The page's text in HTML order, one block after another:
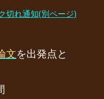
切れ通知(別ページ)
文を出発点と